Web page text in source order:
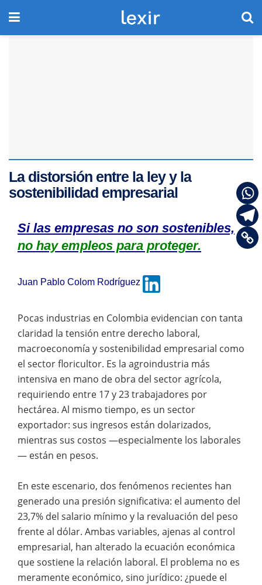
La distorsión entre la ley y la
sostenibilidad empresarial
Si las empresas no son sostenibles,
no hay empleos para proteger.
Juan Pablo Colom Rodríguez
Pocas industrias en Colombia evidencian con tanta
claridad la tensión entre derecho laboral,
macroeconomía y sostenibilidad empresarial como
el sector floricultor. Es la agroindustria más
intensiva en mano de obra del sector agrícola,
requiriendo entre 17 y 23 trabajadores por
hectárea. Al mismo tiempo, es un sector
exportador: sus ingresos están dolarizados,
mientras sus costos —especialmente los laborales
— están en pesos.
En este escenario, dos fenómenos recientes han
generado una presión significativa: el aumento del
23,7% del salario mínimo y la revaluación del peso
frente al dólar. Ambas variables, ajenas al control
empresarial, han alterado la ecuación económica
que sostiene la relación laboral. El problema no es
meramente económico, sino jurídico: ¿puede el